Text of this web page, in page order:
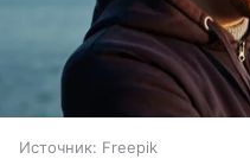
Источник: Freepik